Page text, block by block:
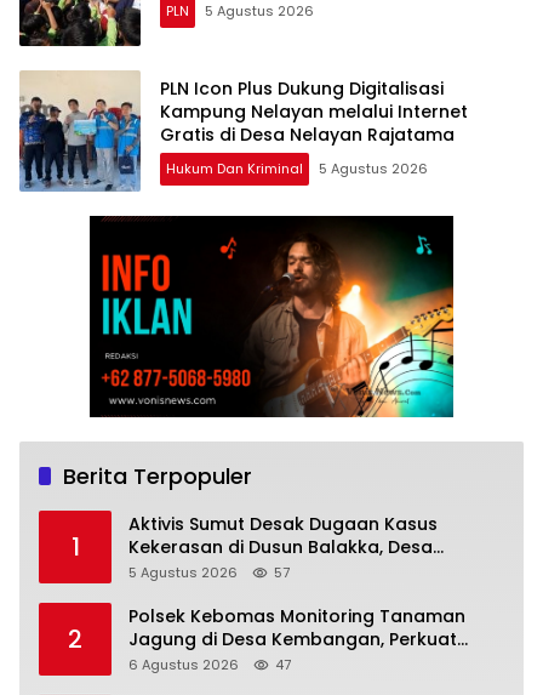
PLN 5 Agustus 2026
PLN Icon Plus Dukung Digitalisasi
Kampung Nelayan melalui Internet
Gratis di Desa Nelayan Rajatama
Hukum Dan Kriminal 5 Agustus 2026
Berita Terpopuler
1
Aktivis Sumut Desak Dugaan Kasus
Kekerasan di Dusun Balakka, Desa
Gunung Malintang Diusut Tuntas
5 Agustus 2026 57
2
Polsek Kebomas Monitoring Tanaman
Jagung di Desa Kembangan, Perkuat
Dukungan Ketahanan Pangan Nasional
6 Agustus 2026 47